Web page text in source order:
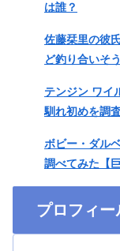
は誰？
佐藤栞里の彼
ど釣り合いそ
テンジン ワイ
馴れ初めを調
ボビー・ダル
調べてみた【
プロフィー